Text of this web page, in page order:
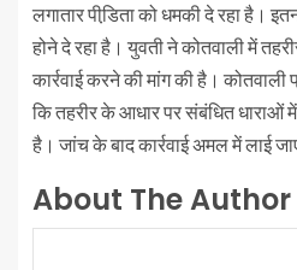
लगातार पीडि़ता को धमकी दे रहा है।
होने दे रहा है। युवती ने कोतवाली में
कार्रवाई करने की मांग की है। कोतवाली
कि तहरीर के आधार पर संबंधित धाराओं
है। जांच के बाद कार्रवाई अमल में लाई
About The Author